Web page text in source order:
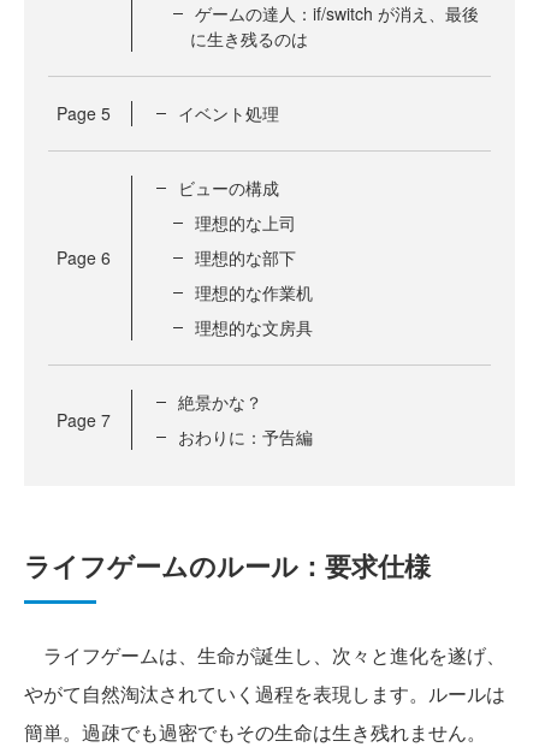
ゲームの達人：if/switch が消え、最後
に生き残るのは
Page 5 イベント処理
Page 6
ビューの構成
理想的な上司
理想的な部下
理想的な作業机
理想的な文房具
Page 7
絶景かな？
おわりに：予告編
ライフゲームのルール：要求仕様
ライフゲームは、生命が誕生し、次々と進化を遂げ、
やがて自然淘汰されていく過程を表現します。ルールは
簡単。過疎でも過密でもその生命は生き残れません。